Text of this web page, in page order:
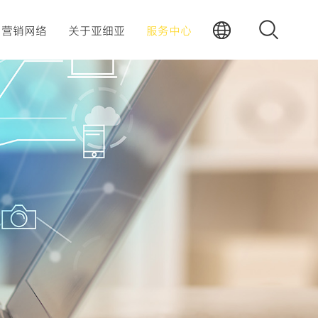
营销网络 关于亚细亚 服务中心